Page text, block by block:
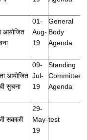
आयोजित
01-
Aug-
19
General
Body
Agenda
आयोजित
सुचना
09-
Jul-
19
Standing
Committee
Agenda
सकाळी
29-
May-
19
test